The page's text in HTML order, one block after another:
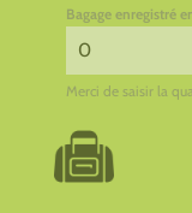
Bagage enregistré
Merci de saisir la